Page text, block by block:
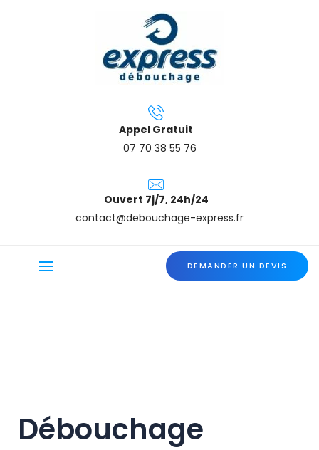
Appel Gratuit
07 70 38 55 76
Ouvert 7j/7, 24h/24
contact@debouchage-express.fr
DEMANDER UN DEVIS
Débouchage